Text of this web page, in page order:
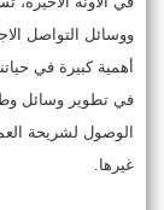
ووسائل التواصل
أهمية كبيرة في
في تطوير وسائل
الوصول لشريحة
غيرها.